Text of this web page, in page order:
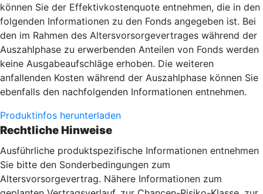
können Sie der Effektivkostenquote entnehmen, die in den
folgenden Informationen zu den Fonds angegeben ist. Bei
den im Rahmen des Altersvorsorgevertrages während der
Auszahlphase zu erwerbenden Anteilen von Fonds werden
keine Ausgabeaufschläge erhoben. Die weiteren
anfallenden Kosten während der Auszahlphase können Sie
ebenfalls den nachfolgenden Informationen entnehmen.
Produktinfos herunterladen
Rechtliche Hinweise
Ausführliche produktspezifische Informationen entnehmen
Sie bitte den Sonderbedingungen zum
Altersvorsorgevertrag. Nähere Informationen zum